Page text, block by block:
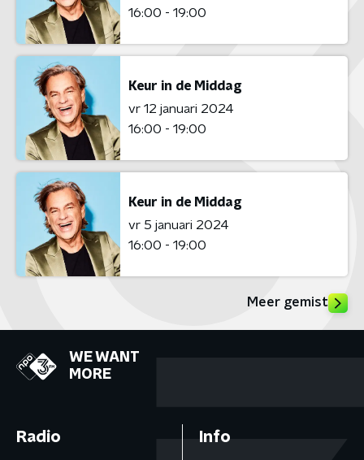
16:00 - 19:00
Keur in de Middag
vr 12 januari 2024
16:00 - 19:00
Keur in de Middag
vr 5 januari 2024
16:00 - 19:00
Meer gemist
WE WANT
MORE
Radio Info